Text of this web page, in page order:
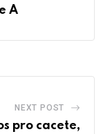
A
NEXT POST
pro cacete,